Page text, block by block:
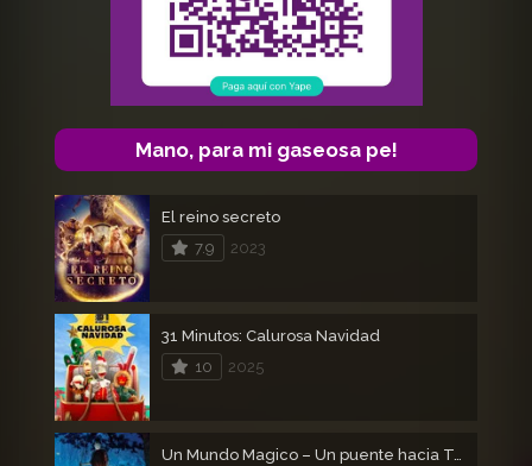
Mano, para mi gaseosa pe!
El reino secreto
7.9
2023
31 Minutos: Calurosa Navidad
10
2025
Un Mundo Magico – Un puente hacia Terabithia